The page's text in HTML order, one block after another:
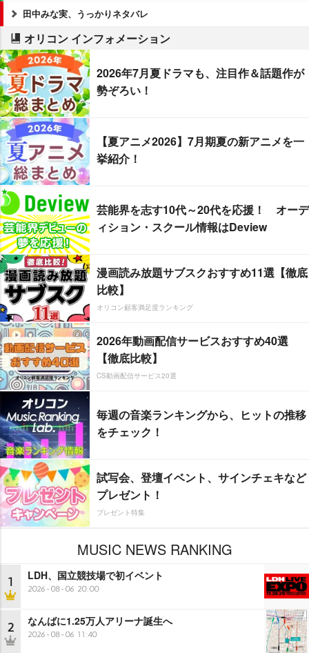
田中みな実、うっかりネタバレ
オリコン インフォメーション
2026年7月夏ドラマも、注目作＆話題作が
勢ぞろい！
【夏アニメ2026】7月期夏の新アニメを一
挙紹介！
芸能界を志す10代～20代を応援！ オーデ
ィション・スクール情報はDeview
漫画読み放題サブスクおすすめ11選【徹底
比較】
オリコン顧客満足度ランキング
2026年動画配信サービスおすすめ40選
【徹底比較】
CS動画配信サービス20選
毎週の音楽ランキングから、ヒットの推移
をチェック！
試写会、登壇イベント、サインチェキなど
プレゼント！
プレゼント特集
MUSIC NEWS RANKING
1 LDH、国立競技場で初イベント
2026-08-06 20:00
2 なんばに1.25万人アリーナ誕生へ
2026-08-06 11:40